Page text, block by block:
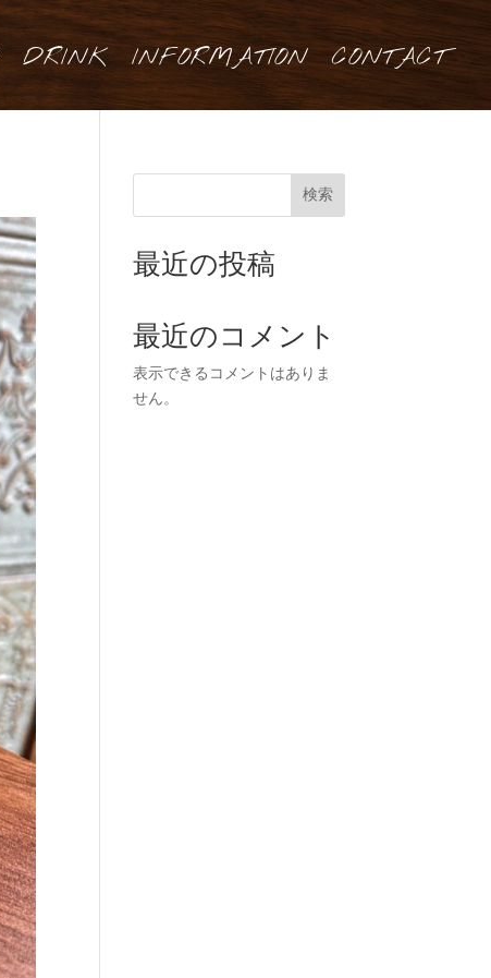
DRINK INFORMATION CONTACT
検索
最近の投稿
最近のコメント
表示できるコメントはありま
せん。